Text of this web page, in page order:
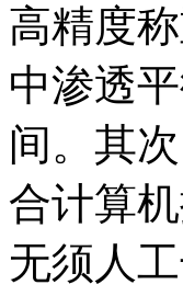
高精度
中渗透
间。其
合计算
无须人